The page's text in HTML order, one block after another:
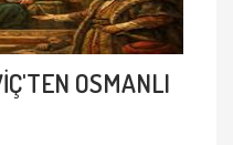
OSMANLI